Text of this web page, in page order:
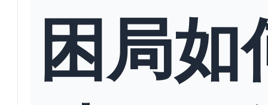
困局如